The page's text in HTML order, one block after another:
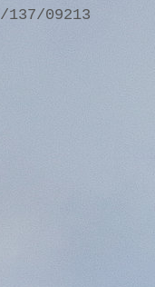
/137/09213